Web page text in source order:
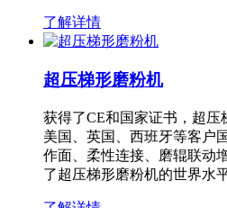
了解详情
超压梯形磨粉机
获得了CE和国家证书，超压
美国、英国、西班牙等客户
作面、柔性连接、磨辊联动
了超压梯形磨粉机的世界水